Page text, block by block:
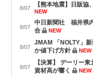
8/07 【熊本地震】日販
NEW
8/07
中日新聞社 福井県
合
NEW
8/07
JMAM 「NOLTY」
か値下げ方針
NEW
8/07
【決算】 デーリー
資材高が響く
NEW